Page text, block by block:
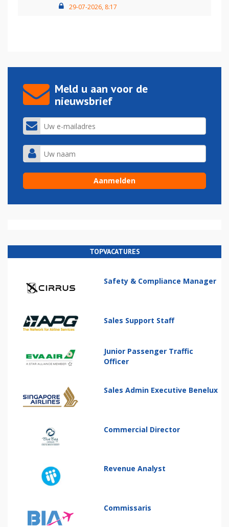
29-07-2026, 8:17
Meld u aan voor de
nieuwsbrief
TOPVACATURES
Safety & Compliance Manager
Sales Support Staff
Junior Passenger Traffic
Officer
Sales Admin Executive Benelux
Commercial Director
Revenue Analyst
Commissaris